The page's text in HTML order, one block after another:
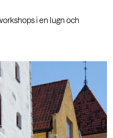
i en lugn och